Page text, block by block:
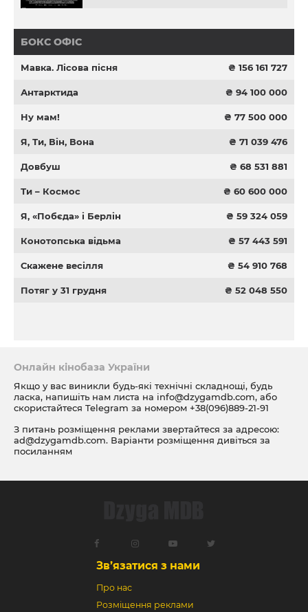
БОКС ОФІС
Мавка. Лісова пісня ₴ 156 161 727
Антарктида ₴ 94 100 000
Ну мам! ₴ 77 500 000
Я, Ти, Він, Вона ₴ 71 039 476
Довбуш ₴ 68 531 881
Ти – Космос ₴ 60 600 000
Я, «Побєда» і Берлін ₴ 59 324 059
Конотопська відьма ₴ 57 443 591
Скажене весілля ₴ 54 910 768
Потяг у 31 грудня ₴ 52 048 550
Онлайн кінобаза України
Якщо у вас виникли будь-які технічні складнощі, будь
ласка, напишіть нам листа на info@dzygamdb.com, або
скористайтеся Telegram за номером +38(096)889-21-91
З питань розміщення реклами звертайтеся за адресою:
ad@dzygamdb.com. Варіанти розміщення дивіться за
посиланням
Зв’язатися з нами
Про нас
Розміщення реклами